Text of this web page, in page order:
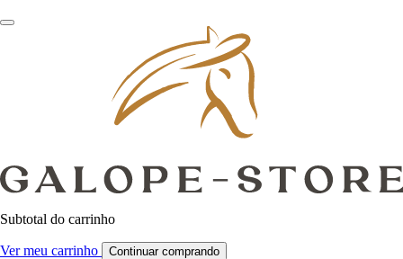
Subtotal do carrinho
Ver meu carrinho Continuar comprando